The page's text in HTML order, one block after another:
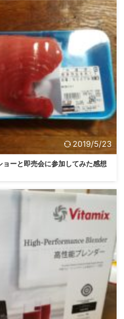
2019/5/23
ョーと即売会に参加してみた感想